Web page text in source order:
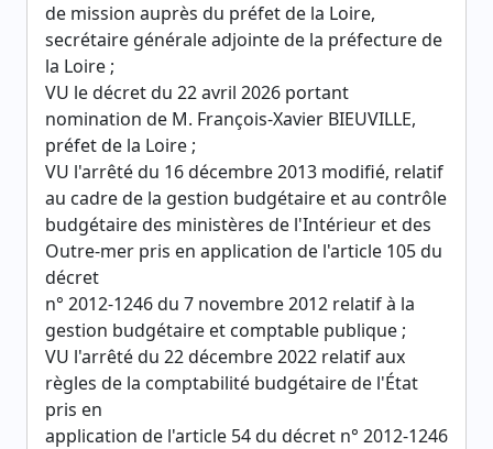
de mission auprès du préfet de la Loire,
secrétaire générale adjointe de la préfecture de
la Loire ;
VU le décret du 22 avril 2026 portant
nomination de M. François-Xavier BIEUVILLE,
préfet de la Loire ;
VU l'arrêté du 16 décembre 2013 modifié, relatif
au cadre de la gestion budgétaire et au contrôle
budgétaire des ministères de l'Intérieur et des
Outre-mer pris en application de l'article 105 du
décret
n° 2012-1246 du 7 novembre 2012 relatif à la
gestion budgétaire et comptable publique ;
VU l'arrêté du 22 décembre 2022 relatif aux
règles de la comptabilité budgétaire de l'État
pris en
application de l'article 54 du décret n° 2012-1246